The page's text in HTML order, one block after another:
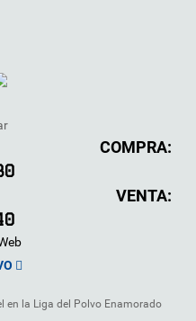
COMPRA:
VENTA:
en la Liga del Polvo Enamorado